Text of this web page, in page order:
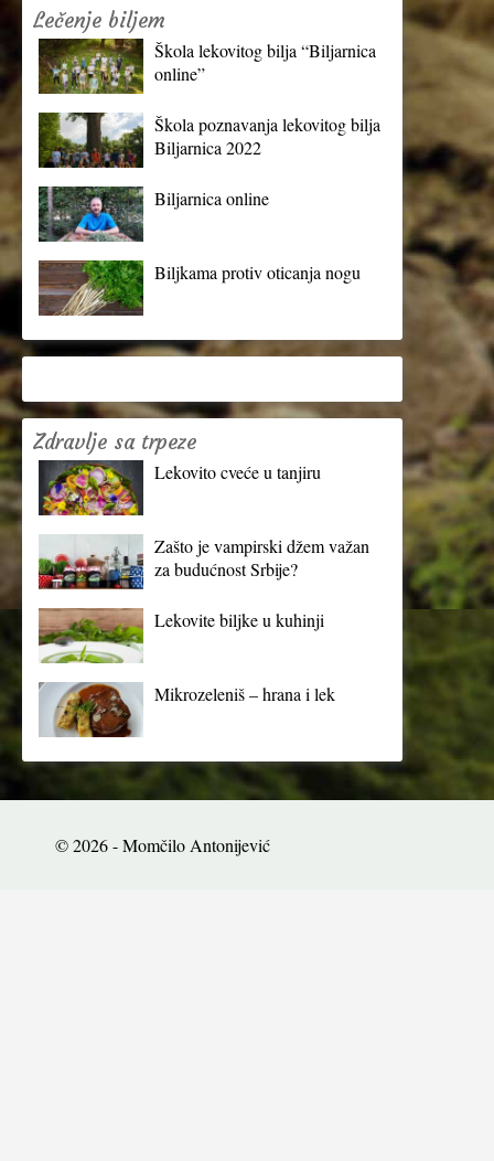
Lečenje biljem
Škola lekovitog bilja “Biljarnica
online”
Škola poznavanja lekovitog bilja
Biljarnica 2022
Biljarnica online
Biljkama protiv oticanja nogu
Zdravlje sa trpeze
Lekovito cveće u tanjiru
Zašto je vampirski džem važan
za budućnost Srbije?
Lekovite biljke u kuhinji
Mikrozeleniš – hrana i lek
© 2026 - Momčilo Antonijević